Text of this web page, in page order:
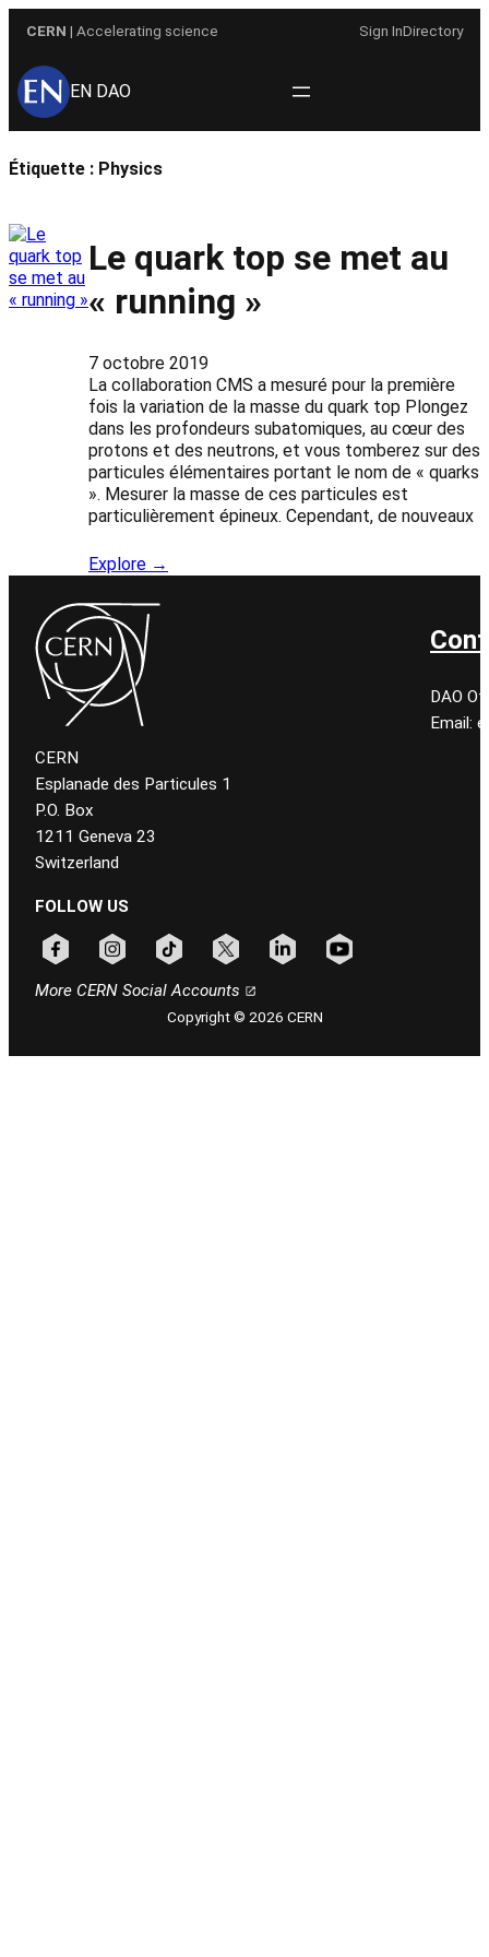
contenu
CERN | Accelerating science Sign InDirectory
EN DAO
Étiquette : Physics
Le quark top se met au
« running »
7 octobre 2019
La collaboration CMS a mesuré pour la première
fois la variation de la masse du quark top Plongez
dans les profondeurs subatomiques, au cœur des
protons et des neutrons, et vous tomberez sur des
particules élémentaires portant le nom de « quarks
». Mesurer la masse de ces particules est
particulièrement épineux. Cependant, de nouveaux
Explore →
CERN
Esplanade des Particules 1
P.O. Box
1211 Geneva 23
Switzerland
FOLLOW US
More CERN Social Accounts
DAO
Email:
Copyright © 2026 CERN